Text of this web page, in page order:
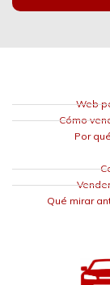
Web
Cómo
Por
Qué mirar